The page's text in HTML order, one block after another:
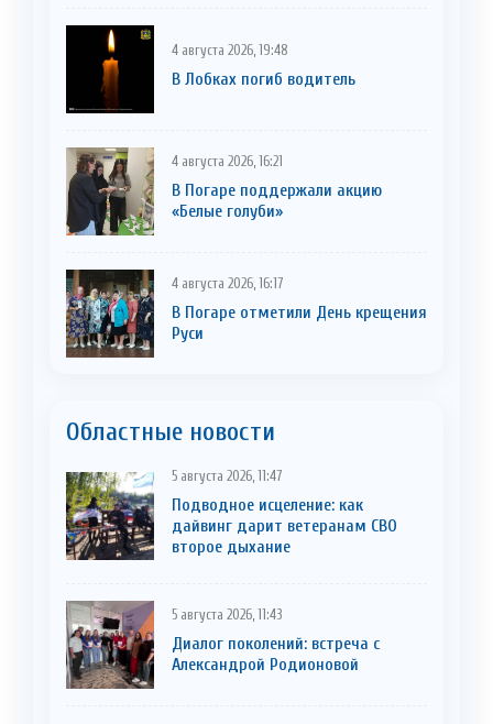
4 августа 2026, 19:48
В Лобках погиб водитель
4 августа 2026, 16:21
В Погаре поддержали акцию
«Белые голуби»
4 августа 2026, 16:17
В Погаре отметили День крещения
Руси
Областные новости
5 августа 2026, 11:47
Подводное исцеление: как
дайвинг дарит ветеранам СВО
второе дыхание
5 августа 2026, 11:43
Диалог поколений: встреча с
Александрой Родионовой